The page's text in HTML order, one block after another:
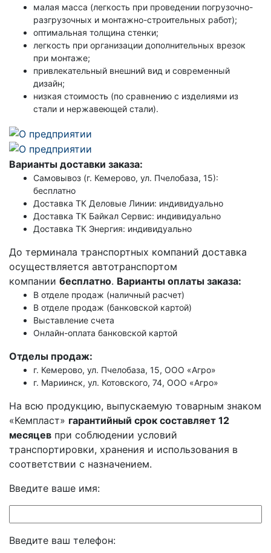
малая масса (легкость при проведении погрузочно-
разгрузочных и монтажно-строительных работ);
оптимальная толщина стенки;
легкость при организации дополнительных врезок
при монтаже;
привлекательный внешний вид и современный
дизайн;
низкая стоимость (по сравнению с изделиями из
стали и нержавеющей стали).
Варианты доставки заказа:
Самовывоз (г. Кемерово, ул. Пчелобаза, 15):
бесплатно
Доставка ТК Деловые Линии: индивидуально
Доставка ТК Байкал Сервис: индивидуально
Доставка ТК Энергия: индивидуально
До терминала транспортных компаний доставка
осуществляется автотранспортом
компании бесплатно. Варианты оплаты заказа:
В отделе продаж (наличный расчет)
В отделе продаж (банковской картой)
Выставление счета
Онлайн-оплата банковской картой
Отделы продаж:
г. Кемерово, ул. Пчелобаза, 15, ООО «Агро»
г. Мариинск, ул. Котовского, 74, ООО «Агро»
На всю продукцию, выпускаемую товарным знаком
«Кемпласт» гарантийный срок составляет 12
месяцев при соблюдении условий
транспортировки, хранения и использования в
соответствии с назначением.
Введите ваше имя:
Введите ваш телефон: